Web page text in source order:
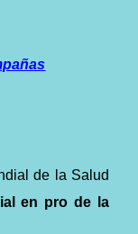
de la Salud
en pro de la